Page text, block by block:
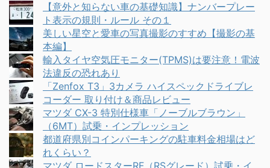
【意外と知らない車の基礎知識】ナンバープレー
ト表示の規則・ルール その１
美しい星空と愛車の写真撮影のすすめ【撮影の基
本編】
輸入タイヤ空気圧モニター(TPMS)は要注意！電波
法違反の恐れあり
「Zenfox T3」3カメラ ハイスペックドライブレ
コーダー 取り付け＆商品レビュー
マツダ CX-3 特別仕様車「ノーブルブラウン」
（6MT）試乗・インプレッション
都道府県別コインパーキングの駐車料金相場はど
れくらい？